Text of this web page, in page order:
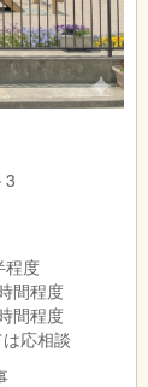
3
程度
間程度
間程度
応相談